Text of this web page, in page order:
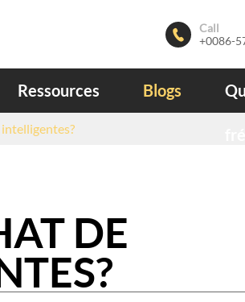

Call
+0086-
Ressources Blogs
DE